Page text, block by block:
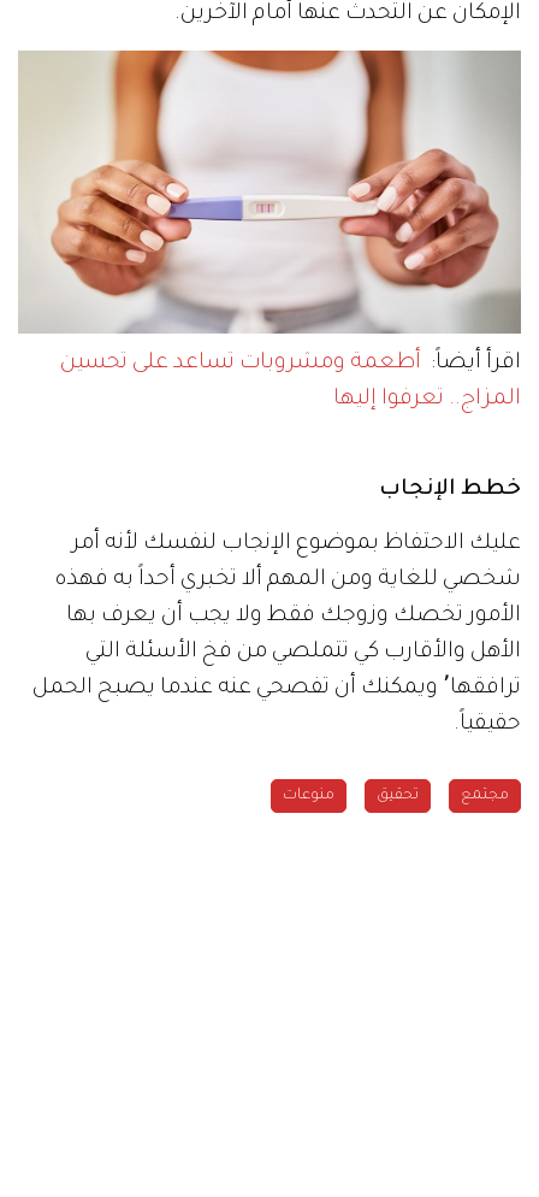
الإمكان عن التحدث عنها أمام الآخرين.
اقرأ أيضاً: أطعمة ومشروبات تساعد على تحسين
المزاج.. تعرفوا إليها
خطط الإنجاب
عليك الاحتفاظ بموضوع الإنجاب لنفسك لأنه أمر
شخصي للغاية ومن المهم ألا تخبري أحداً به فهذه
الأمور تخصك وزوجك فقط ولا يجب أن يعرف بها
الأهل والأقارب كي تتملصي من فخ الأسئلة التي
ترافقها٬ ويمكنك أن تفصحي عنه عندما يصبح الحمل
حقيقياً.
مجتمع تحقيق منوعات